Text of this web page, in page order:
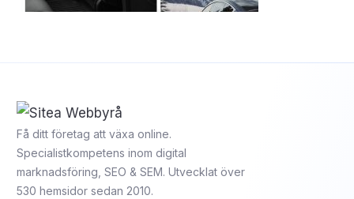
Få ditt företag att växa online.
Specialistkompetens inom digital
marknadsföring, SEO & SEM. Utvecklat över
530 hemsidor sedan 2010.